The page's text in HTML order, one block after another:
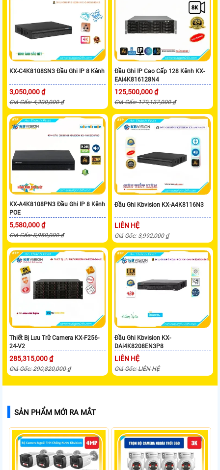
KX-C4K8108SN3 Đầu Ghi IP 8 Kênh
3,050,000 ₫
Giá Gốc: 4,300,000 ₫
Đầu Ghi IP Cao Cấp 128 Kênh KX-
EAi4K816128N4
125,500,000 ₫
Giá Gốc: 179,137,000 ₫
KX-A4K8108PN3 Đầu Ghi IP 8 Kênh
POE
5,580,000 ₫
Giá Gốc: 8,950,000 ₫
Đầu Ghi Kbvision KX-A4K8116N3
LIÊN HỆ
Giá Gốc: 3,992,000 ₫
Thiết Bị Lưu Trữ Camera KX-F256-
24-V2
285,315,000 ₫
Giá Gốc: 290,820,000 ₫
Đầu Ghi Kbvision KX-
DAi4K8208EN3P8
LIÊN HỆ
Giá Gốc: LIÊN HỆ
SẢN PHẨM MỚI RA MẮT